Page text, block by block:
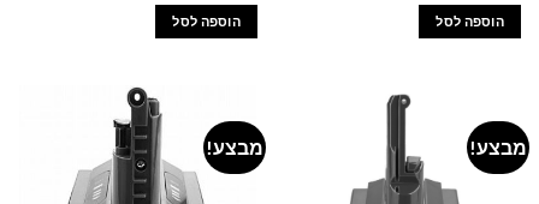
היה:
₪379.00.הוספה לסל
היה:
₪390.00.הוספה לסל
מבצע! מבצע!